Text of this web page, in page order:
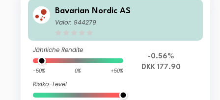
Bavarian Nordic AS
Valor: 944279
Jährliche Rendite
-50% 0% +50%
Risiko-Level
-0.56%
DKK 177.90